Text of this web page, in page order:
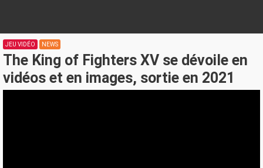
JEU VIDÉO NEWS
The King of Fighters XV se dévoile en
vidéos et en images, sortie en 2021